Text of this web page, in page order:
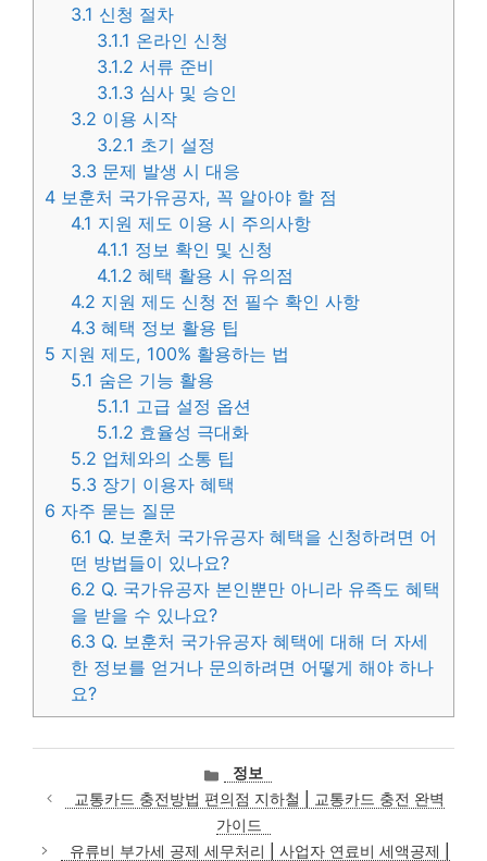
3.1 신청 절차
3.1.1 온라인 신청
3.1.2 서류 준비
3.1.3 심사 및 승인
3.2 이용 시작
3.2.1 초기 설정
3.3 문제 발생 시 대응
4 보훈처 국가유공자, 꼭 알아야 할 점
4.1 지원 제도 이용 시 주의사항
4.1.1 정보 확인 및 신청
4.1.2 혜택 활용 시 유의점
4.2 지원 제도 신청 전 필수 확인 사항
4.3 혜택 정보 활용 팁
5 지원 제도, 100% 활용하는 법
5.1 숨은 기능 활용
5.1.1 고급 설정 옵션
5.1.2 효율성 극대화
5.2 업체와의 소통 팁
5.3 장기 이용자 혜택
6 자주 묻는 질문
6.1 Q. 보훈처 국가유공자 혜택을 신청하려면 어
떤 방법들이 있나요?
6.2 Q. 국가유공자 본인뿐만 아니라 유족도 혜택
을 받을 수 있나요?
6.3 Q. 보훈처 국가유공자 혜택에 대해 더 자세
한 정보를 얻거나 문의하려면 어떻게 해야 하나
요?
카
테
고
리
정보
교통카드 충전방법 편의점 지하철 | 교통카드 충전 완벽
가이드
유류비 부가세 공제 세무처리 | 사업자 연료비 세액공제 |